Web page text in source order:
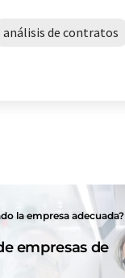
análisis de contratos
la empresa adecuada?
empresas de